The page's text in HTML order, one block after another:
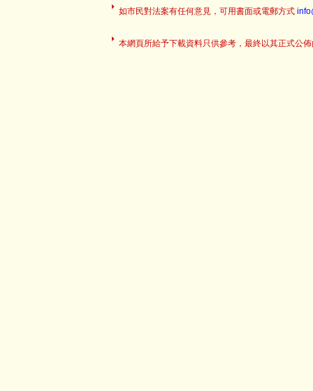
如市民對法案有任何意見，可用書面或電郵方式
本網頁所給予下載資料只供參考，最終以其正式公